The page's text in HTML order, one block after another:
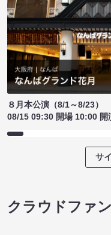
８月本公演（8/1～8/23）
08/15 09:30 開場 10:00 開
サ
クラウドファ